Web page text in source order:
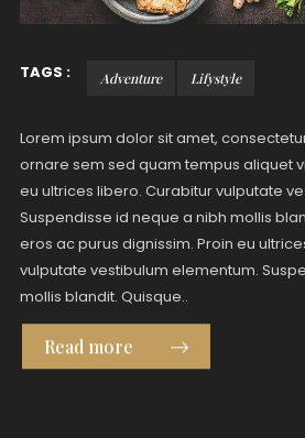
TAGS : Adventure Lifystyle
Lorem ipsum dolor sit amet,
ornare sem sed quam tempus aliquet
eu ultrices libero. Curabitur vulputate
Suspendisse id neque a nibh mollis
eros ac purus dignissim. Proin eu
vulputate vestibulum elementum.
mollis blandit. Quisque..
Read more